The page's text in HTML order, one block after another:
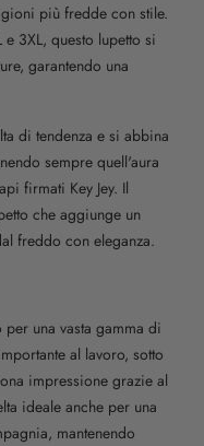
più fredde con stile.
3XL, questo lupetto si
garantendo una
di tendenza e si abbina
sempre quell'aura
firmati Key Jey. Il
che aggiunge un
freddo con eleganza.
per una vasta gamma di
al lavoro, sotto
impressione grazie al
ideale anche per una
mantenendo